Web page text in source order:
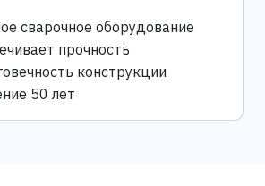
сварочное оборудование
прочность
конструкции
50 лет